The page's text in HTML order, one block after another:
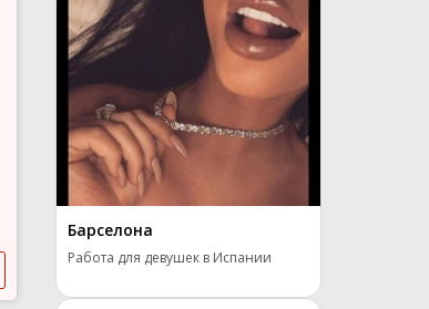
Барселона
Работа для девушек в Испании